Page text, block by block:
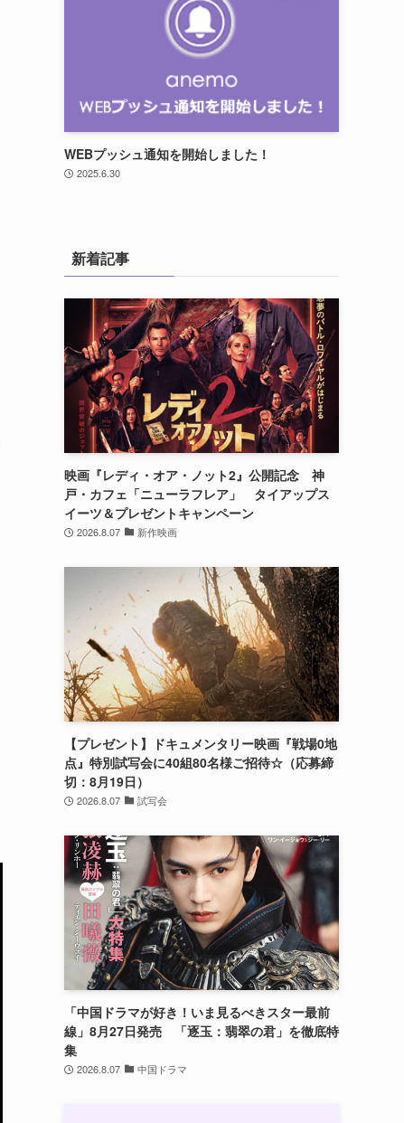
WEBプッシュ通知を開始しました！
2025.6.30
新着記事
映画『レディ・オア・ノット2』公開記念 神
戸・カフェ「ニューラフレア」 タイアップス
イーツ＆プレゼントキャンペーン
2026.8.07 新作映画
【プレゼント】ドキュメンタリー映画『戦場0地
点』特別試写会に40組80名様ご招待☆（応募締
切：8月19日）
2026.8.07 試写会
「中国ドラマが好き！いま見るべきスター最前
線」8月27日発売 「逐玉：翡翠の君」を徹底特
集
2026.8.07 中国ドラマ